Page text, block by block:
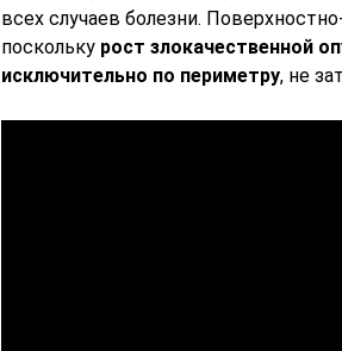
всех случаев болезни.
поскольку рост злокачественной
исключительно по периметру, не